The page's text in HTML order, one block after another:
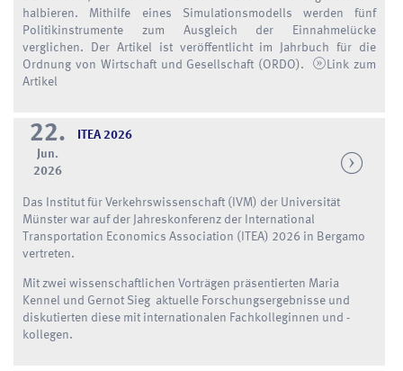
halbieren. Mithilfe eines Simulationsmodells werden fünf
Politikinstrumente zum Ausgleich der Einnahmelücke
verglichen. Der Artikel ist veröffentlicht im Jahrbuch für die
Ordnung von Wirtschaft und Gesellschaft (ORDO).
Link zum
Artikel
22.
Jun.
2026
ITEA 2026
Das Institut für Verkehrswissenschaft (IVM) der Universität
Münster war auf der Jahreskonferenz der International
Transportation Economics Association (ITEA) 2026 in Bergamo
vertreten.
Mit zwei wissenschaftlichen Vorträgen präsentierten Maria
Kennel und Gernot Sieg aktuelle Forschungsergebnisse und
diskutierten diese mit internationalen Fachkolleginnen und -
kollegen.